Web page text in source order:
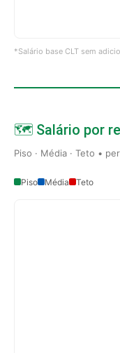
*Salário base CLT sem
🗺️ Salário por
Piso · Média · Teto •
Piso Média Teto